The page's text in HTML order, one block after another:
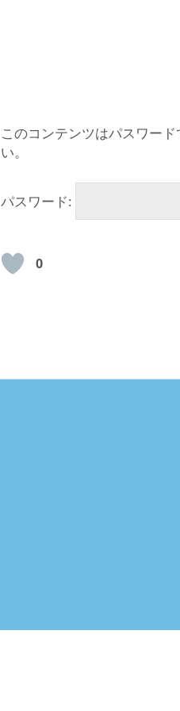
このコンテンツはパスワー
い。
パスワード:
0